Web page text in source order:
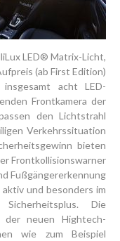
LED® Matrix-Licht,
(ab First Edition)
acht LED-
Frontkamera der
den Lichtstrahl
Verkehrssituation
bieten
Frontkollisionswarner
Fußgängererkennung
und besonders im
Die
der neuen Hightech-
wie zum Beispiel